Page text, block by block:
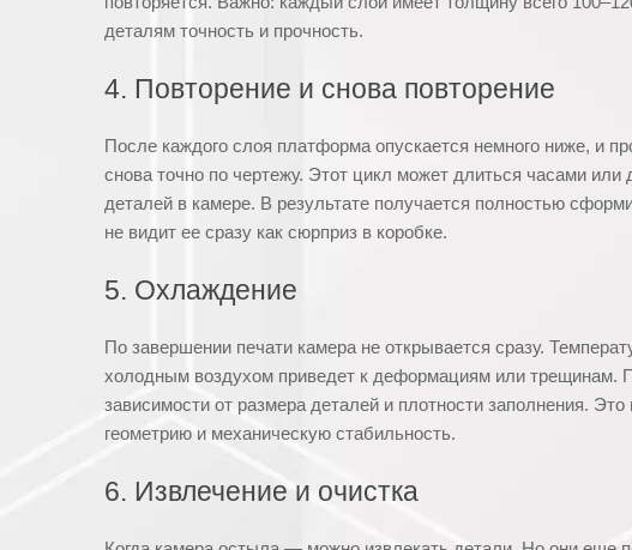
деталям точность и прочность.
4. Повторение и снова повторение
После каждого слоя платформа опускается немного ниже, и
снова точно по чертежу. Этот цикл может длиться часами
деталей в камере. В результате получается полностью
не видит ее сразу как сюрприз в коробке.
5. Охлаждение
По завершении печати камера не открывается сразу.
холодным воздухом приведет к деформациям или трещинам.
зависимости от размера деталей и плотности заполнения.
геометрию и механическую стабильность.
6. Извлечение и очистка